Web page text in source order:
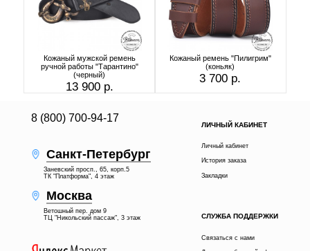
Кожаный мужской ремень
ручной работы "Тарантино"
(черный)
13 900 р.
Кожаный ремень "Пилигрим"
(коньяк)
3 700 р.
8 (800) 700-94-17
Санкт-Петербург
Заневский просп., 65, корп.5
ТК "Платформа", 4 этаж
Москва
Ветошный пер. дом 9
ТЦ "Никольский пассаж", 3 этаж
ЛИЧНЫЙ КАБИНЕТ
Личный кабинет
История заказа
Закладки
СЛУЖБА ПОДДЕРЖКИ
Связаться с нами